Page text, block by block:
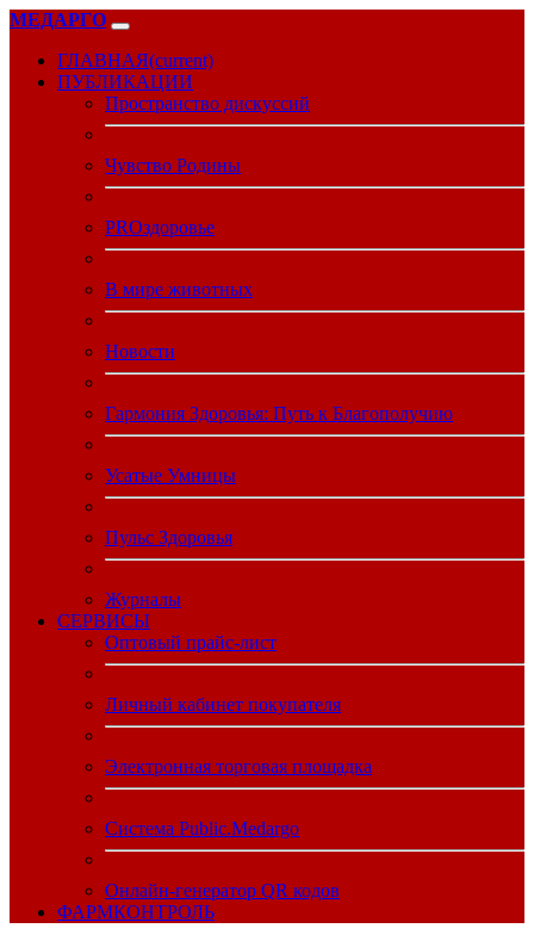
МЕДАРГО
ГЛАВНАЯ(current)
ПУБЛИКАЦИИ
Пространство дискуссий
Чувство Родины
PROздоровье
В мире животных
Новости
Гармония Здоровья: Путь к Благополучию
Усатые Умницы
Пульс Здоровья
Журналы
CЕРВИСЫ
Оптовый прайс-лист
Личный кабинет покупателя
Электронная торговая площадка
Система Public.Medargo
Онлайн-генератор QR кодов
ФАРМКОНТРОЛЬ